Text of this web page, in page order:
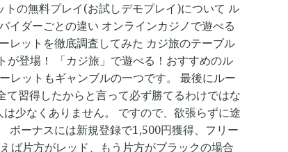
の無料プレイ(お試しデモプレイ)について ル
イダーごとの違い オンラインカジノで遊べる
レットを徹底調査してみた カジ旅のテーブル
登場！ 「カジ旅」で遊べる！おすすめのル
レットもギャンブルの一つです。 最後にルー
習得したからと言って必ず勝てるわけではな
少なくありません。 ですので、欲張らずに途
ボーナスには新規登録で1,500円獲得、フリー
ば片方がレッド、もう片方がブラックの場合